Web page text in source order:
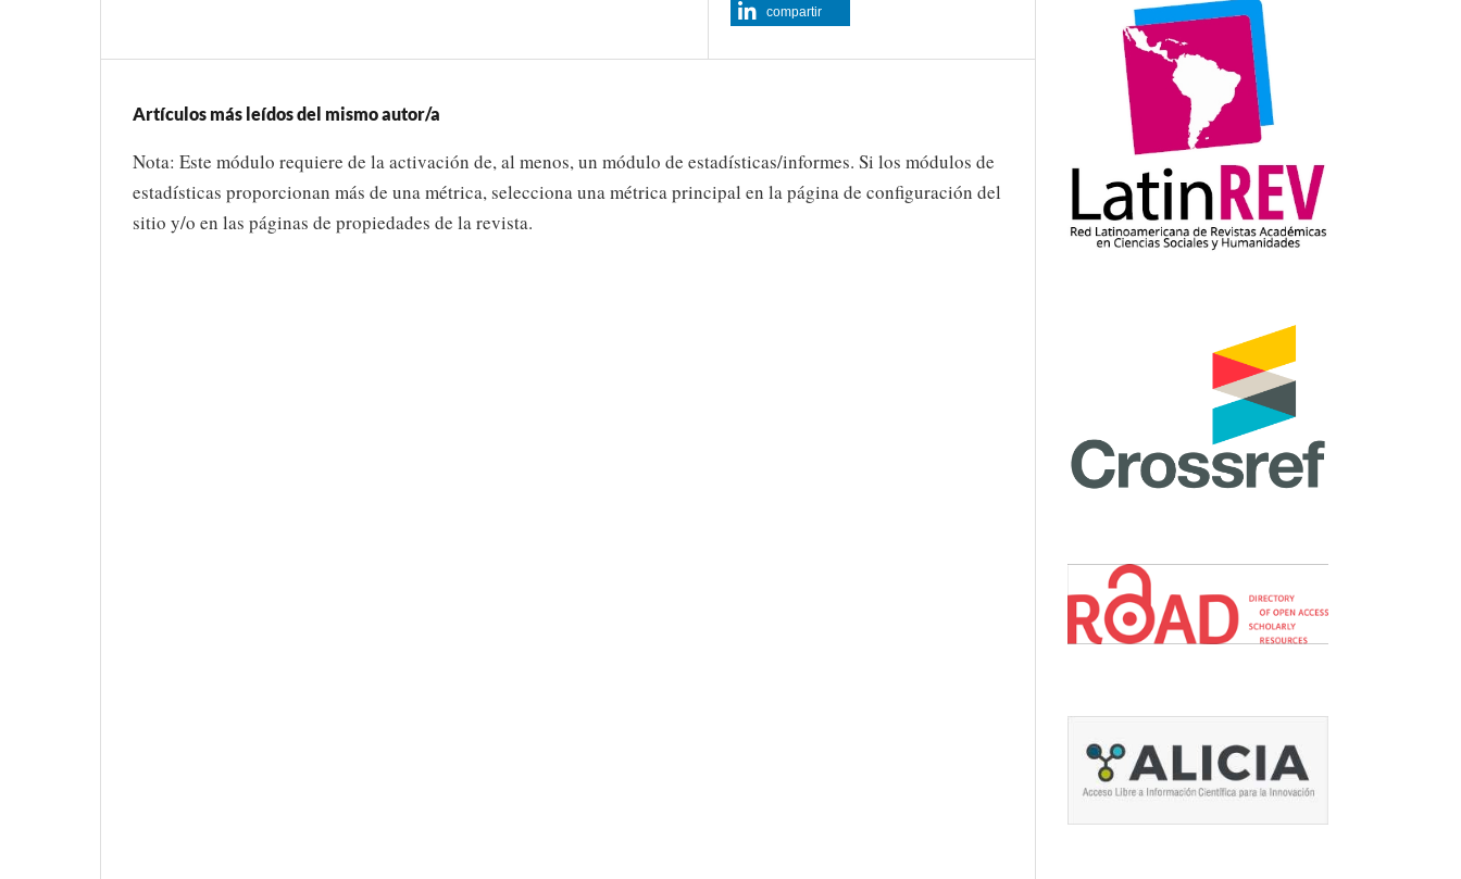
compartir
Artículos más leídos del mismo autor/a
Nota: Este módulo requiere de la activación de, al menos, un módulo de estadísticas/informes. Si los módulos de
estadísticas proporcionan más de una métrica, selecciona una métrica principal en la página de configuración del
sitio y/o en las páginas de propiedades de la revista.